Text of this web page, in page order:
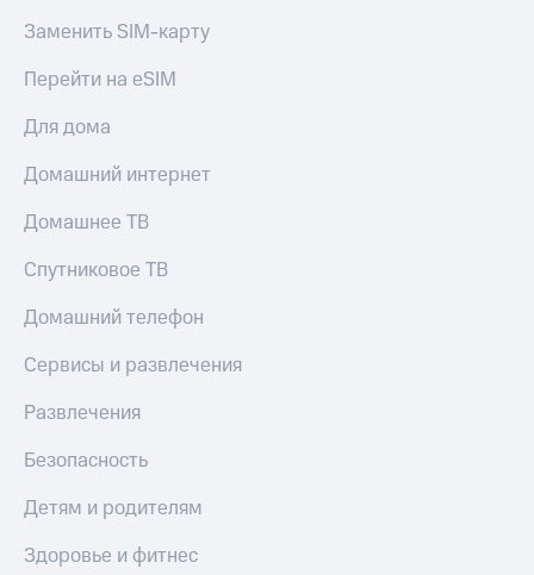
Заменить SIM-карту
Перейти на eSIM
Для дома
Домашний интернет
Домашнее ТВ
Спутниковое ТВ
Домашний телефон
Сервисы и развлечения
Развлечения
Безопасность
Детям и родителям
Здоровье и фитнес